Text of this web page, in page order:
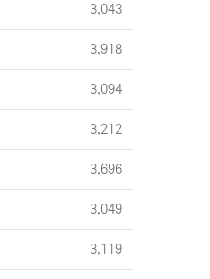
조회
3,043
조회
3,918
조회
3,094
조회
3,212
조회
3,696
조회
3,049
조회
3,119